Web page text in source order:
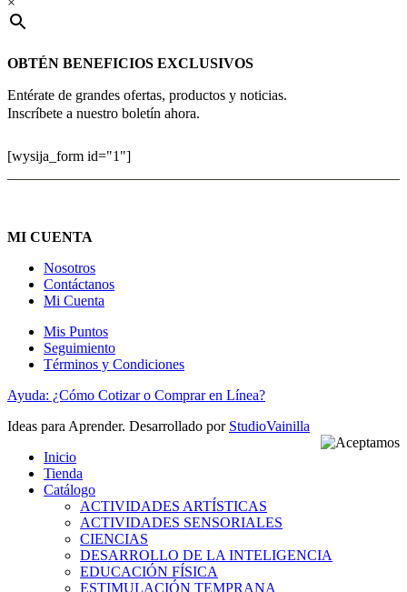
OBTÉN BENEFICIOS EXCLUSIVOS
Entérate de grandes ofertas, productos y noticias.
Inscríbete a nuestro boletín ahora.
[wysija_form id="1"]
MI CUENTA
Nosotros
Contáctanos
Mi Cuenta
Mis Puntos
Seguimiento
Términos y Condiciones
Ayuda: ¿Cómo Cotizar o Comprar en Línea?
Ideas para Aprender. Desarrollado por StudioVainilla
Inicio
Tienda
Catálogo
ACTIVIDADES ARTÍSTICAS
ACTIVIDADES SENSORIALES
CIENCIAS
DESARROLLO DE LA INTELIGENCIA
EDUCACIÓN FÍSICA
ESTIMULACIÓN TEMPRANA